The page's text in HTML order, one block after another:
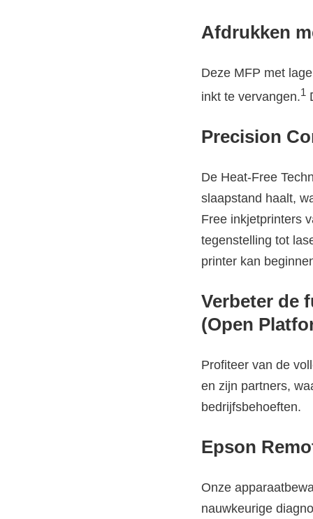
Afdrukken
Deze MFP met
inkt te vervangen.1
Precision
De Heat-Free
slaapstand haalt,
Free inkjetprinters
tegenstelling tot
printer kan
Verbeter de
(Open
Profiteer van de
en zijn partners,
bedrijfsbehoeften.
Epson
Onze
nauwkeurige